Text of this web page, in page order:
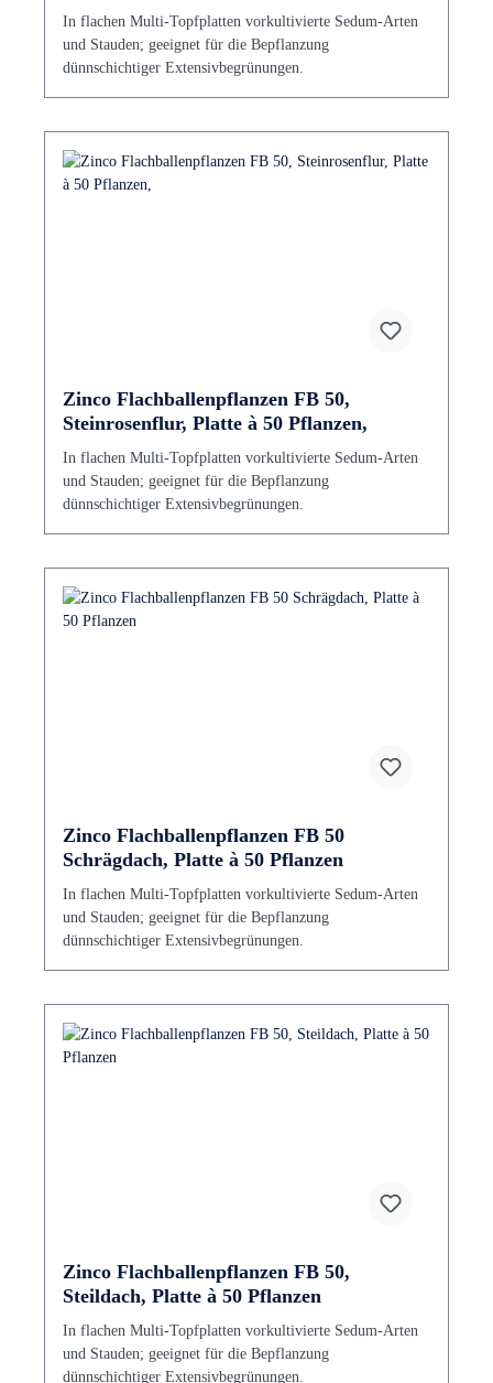
In flachen Multi-Topfplatten vorkultivierte Sedum-Arten
und Stauden; geeignet für die Bepflanzung
dünnschichtiger Extensivbegrünungen.
Zinco Flachballenpflanzen FB 50,
Steinrosenflur, Platte à 50 Pflanzen,
In flachen Multi-Topfplatten vorkultivierte Sedum-Arten
und Stauden; geeignet für die Bepflanzung
dünnschichtiger Extensivbegrünungen.
Zinco Flachballenpflanzen FB 50
Schrägdach, Platte à 50 Pflanzen
In flachen Multi-Topfplatten vorkultivierte Sedum-Arten
und Stauden; geeignet für die Bepflanzung
dünnschichtiger Extensivbegrünungen.
Zinco Flachballenpflanzen FB 50,
Steildach, Platte à 50 Pflanzen
In flachen Multi-Topfplatten vorkultivierte Sedum-Arten
und Stauden; geeignet für die Bepflanzung
dünnschichtiger Extensivbegrünungen.